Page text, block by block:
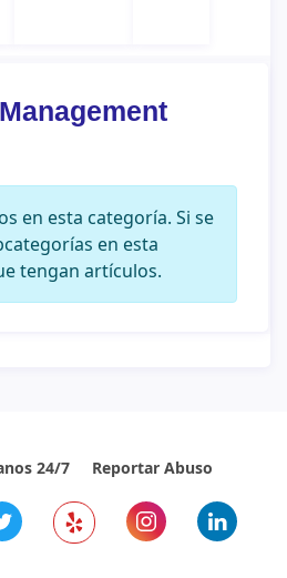
en esta categoría. Si se
en esta
tengan artículos.
24/7 Reportar Abuso